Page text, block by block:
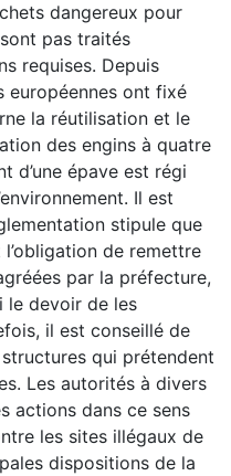
dangereux pour
sont pas traités
requises. Depuis
européennes ont fixé
la réutilisation et le
des engins à quatre
d’une épave est régi
Il est
stipule que
de remettre
par la préfecture,
le devoir de les
il est conseillé de
qui prétendent
Les autorités à divers
actions dans ce sens
les sites illégaux de
dispositions de la